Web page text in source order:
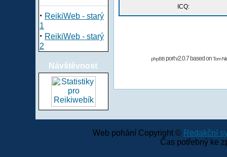
· ReikiWeb - starý
1
· ReikiWeb - starý
2
Návštěvnost
ICQ:
phpBBport v2.0.7 based onTom
Web pohání Copyright © Redakční
Čas potřebný ke